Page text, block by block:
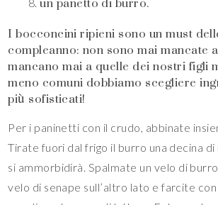
I bocconcini ripieni sono un must
compleanno: non sono mai mancate
mancano mai a quelle dei nostri figli
meno comuni dobbiamo scegliere
più sofisticati!
Per i paninetti con il crudo, abbinate
Tirate fuori dal frigo il burro una decina di
si ammorbidirà. Spalmate un velo di
velo di senape sull’altro lato e farcite